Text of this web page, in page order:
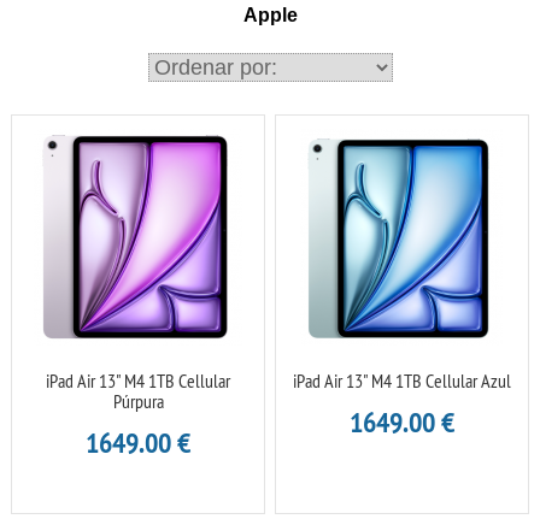
Apple
iPad Air 13" M4 1TB Cellular
Púrpura
1649.00€
iPad Air 13" M4 1TB Cellular Azul
1649.00€